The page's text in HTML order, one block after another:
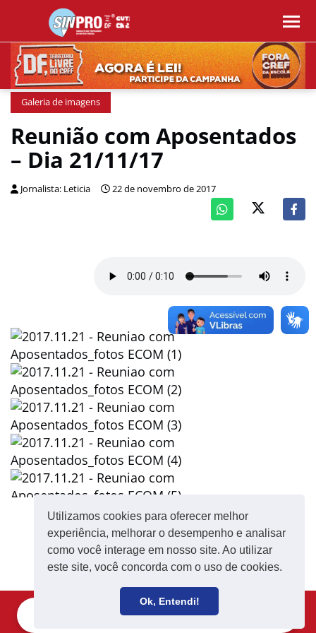
Utilizamos cookies para oferecer melhor
experiência, melhorar o desempenho e analisar
como você interage em nosso site. Ao utilizar
este site, você concorda com o uso de cookies.
Ok, Entendi!
Galeria de imagens
Reunião com Aposentados
– Dia 21/11/17
Jornalista: Leticia 22 de novembro de 2017
EXIBIR LISTA DAS FOTOS
Receba notícias